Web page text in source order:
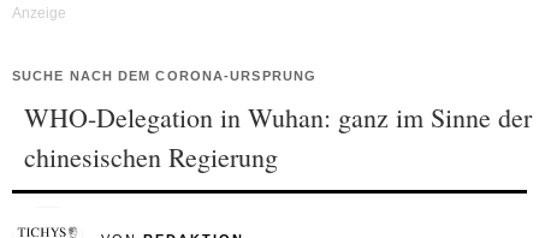
SUCHE NACH DEM CORONA-URSPRUNG
WHO-Delegation in Wuhan: ganz im Sinne der
chinesischen Regierung